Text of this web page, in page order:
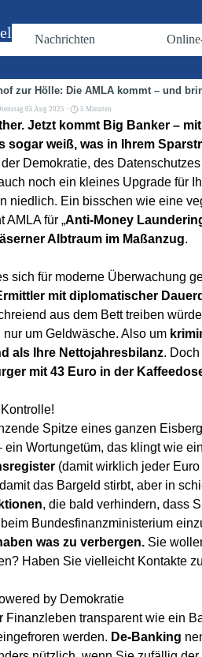
Nachrichten
zur Hölle: Die AMLA kommt – und
05 Aug 2025 · 5 Minuten
Jetzt kommt Big Banker –
sogar weiß, was in Ihrem
Demokratie, des
noch ein kleines Upgrade für
niedlich. Ein bisschen wie eine
AMLA für „Anti-Money
Albtraum im Maßanzug.
sich für moderne Überwachung
mit diplomatischer
aus dem Bett treiben
um Geldwäsche. Also um
als Ihre Nettojahresbilanz.
mit 43 Euro in der
Spitze eines ganzen
ein Wortungetüm, das klingt wie
(damit wirklich jeder
das Bargeld stirbt, aber in
, die bald verhindern, dass
Bundesfinanzministerium
was zu verbergen. Sie
Haben Sie vielleicht Kontakte
by Demokratie
Finanzleben transparent wie ein
werden. De-Banking